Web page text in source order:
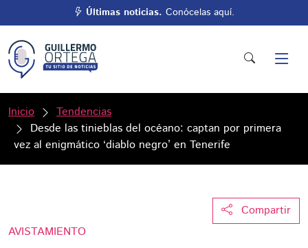
Últimas noticias. Conócelas aquí.
Inicio
Tendencias
Desde las tinieblas del océano: captan por primera
vez al enigmático ‘diablo negro’ en Tenerife
Compartir
AVISTAMIENTO